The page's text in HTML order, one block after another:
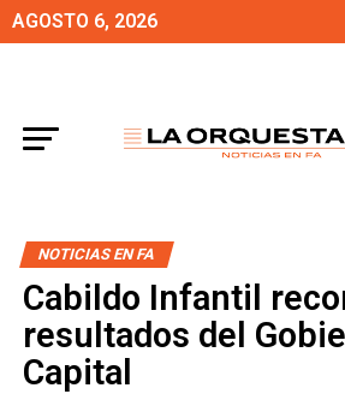
AGOSTO 6, 2026
NOTICIAS EN FA
Cabildo Infantil
resultados del
Capital